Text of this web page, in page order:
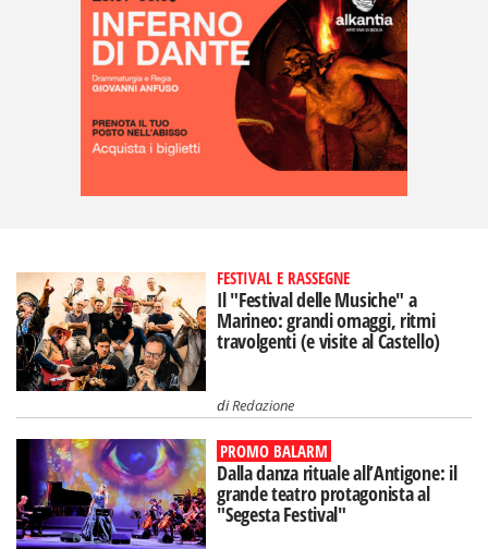
FESTIVAL E RASSEGNE
Il "Festival delle Musiche" a
Marineo: grandi omaggi, ritmi
travolgenti (e visite al Castello)
diRedazione
PROMO BALARM
Dalla danza rituale all’Antigone: il
grande teatro protagonista al
"Segesta Festival"